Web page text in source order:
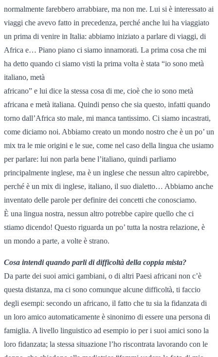
normalmente farebbero arrabbiare, ma non me. Lui si è interessato ai
viaggi che avevo fatto in precedenza, perché anche lui ha viaggiato
un prima di venire in Italia: abbiamo iniziato a parlare di viaggi, di
Africa e… Piano piano ci siamo innamorati. La prima cosa che mi
ha detto quando ci siamo visti la prima volta è stata “io sono metà
italiano, metà
africano” e lui dice la stessa cosa di me, cioè che io sono metà
africana e metà italiana. Quindi penso che sia questo, infatti quando
torno dall’Africa sto male, mi manca tantissimo. Ci siamo incastrati,
come diciamo noi. Abbiamo creato un mondo nostro che è un po’ un
mix tra le mie origini e le sue, come nel caso della lingua che usiamo
per parlare: lui non parla bene l’italiano, quindi parliamo
principalmente inglese, ma è un inglese che nessun altro capirebbe,
perché è un mix di inglese, italiano, il suo dialetto… Abbiamo anche
inventato delle parole per definire dei concetti che conosciamo.
È una lingua nostra, nessun altro potrebbe capire quello che ci
stiamo dicendo! Questo riguarda un po’ tutta la nostra relazione, è
un mondo a parte, a volte è strano.
Cosa intendi quando parli di difficoltà della coppia mista?
Da parte dei suoi amici gambiani, o di altri Paesi africani non c’è
questa distanza, ma ci sono comunque alcune difficoltà, ti faccio
degli esempi: secondo un africano, il fatto che tu sia la fidanzata di
un loro amico automaticamente è sinonimo di essere una persona di
famiglia. A livello linguistico ad esempio io per i suoi amici sono la
loro fidanzata; la stessa situazione l’ho riscontrata lavorando con le